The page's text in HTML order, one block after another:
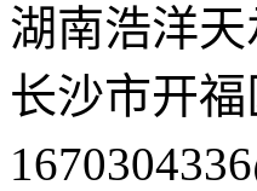
湖南浩洋
长沙市开